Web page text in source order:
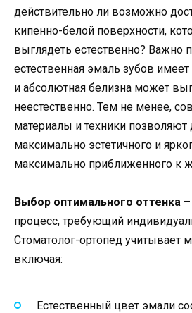
действительно ли возможно
кипенно-белой поверхности,
выглядеть естественно? Важно
естественная эмаль зубов
и абсолютная белизна может
неестественно. Тем не менее,
материалы и техники позволяют
максимально эстетичного и
максимально приближенного к
Выбор оптимального оттенка
процесс, требующий
Стоматолог-ортопед учитывает
включая:
Естественный цвет эмали